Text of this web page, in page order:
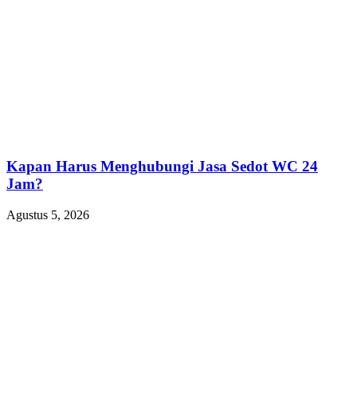
Kapan Harus Menghubungi Jasa Sedot WC 24
Jam?
Agustus 5, 2026